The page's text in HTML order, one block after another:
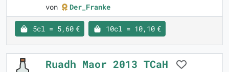
von
Der_Franke
5cl = 5,60 € 10cl = 10,10 €
Ruadh Maor 2013 TCaH